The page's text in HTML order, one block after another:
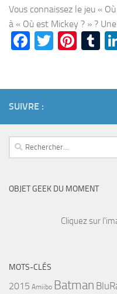
Vous connaissez le jeu «
à « Où est Mickey ? » ?
Facebook
Twitter
SUIVRE :
Rechercher :
OBJET GEEK DU MOMENT
Cliquez sur
MOTS-CLÉS
2015 Amiibo Batman